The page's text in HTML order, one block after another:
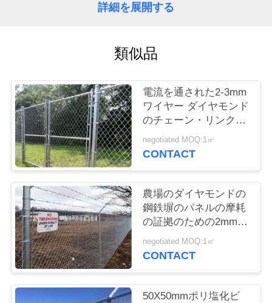
管
理
私
達
に
連
絡
し
な
詳細を展開する
類似品
電流を通された2-3mm
ワイヤー ダイヤモンド
のチェーン・リンクの
塀の腐食防止
negotiated MOQ:1㎡
CONTACT
農場のダイヤモンドの
鋼鉄塀のパネルの摩耗
の証拠のための2mmの
サイクロンの鎖の鉄条
網の生地
negotiated MOQ:1㎡
CONTACT
50X50mmポリ塩化ビ